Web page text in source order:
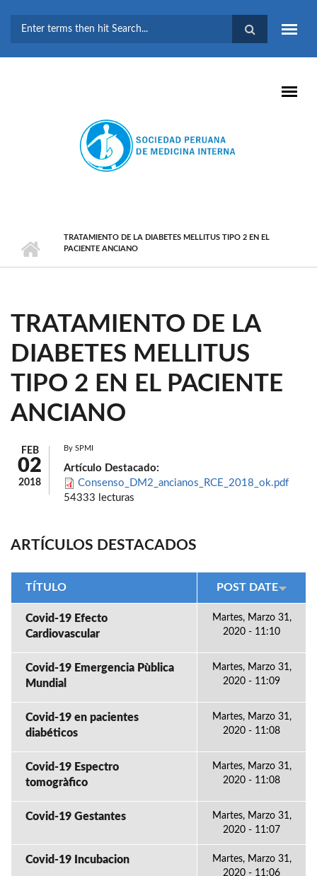
BÚSQUEDA
TRATAMIENTO DE LA DIABETES MELLITUS TIPO 2 EN EL
PACIENTE ANCIANO
TRATAMIENTO DE LA
DIABETES MELLITUS
TIPO 2 EN EL PACIENTE
ANCIANO
FEB
02
2018
By SPMI
Artículo Destacado:
Consenso_DM2_ancianos_RCE_2018_ok.pdf
54333 lecturas
ARTÍCULOS DESTACADOS
TÍTULO POST DATE
Covid-19 Efecto
Cardiovascular
Martes, Marzo 31,
2020 - 11:10
Covid-19 Emergencia Pùblica
Mundial
Martes, Marzo 31,
2020 - 11:09
Covid-19 en pacientes
diabéticos
Martes, Marzo 31,
2020 - 11:08
Covid-19 Espectro
tomogràfico
Martes, Marzo 31,
2020 - 11:08
Covid-19 Gestantes
Martes, Marzo 31,
2020 - 11:07
Covid-19 Incubacion
Martes, Marzo 31,
2020 - 11:06